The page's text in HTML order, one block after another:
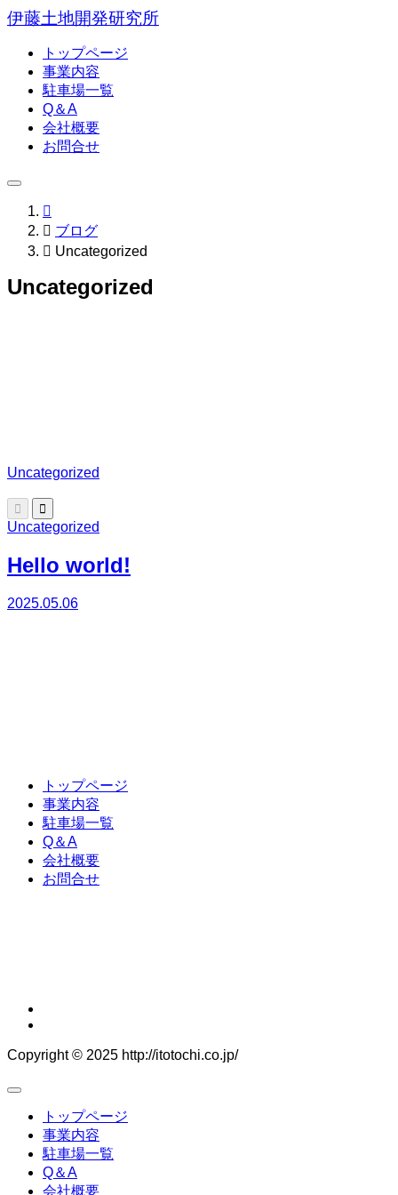
伊藤土地開発研究所
トップページ
事業内容
駐車場一覧
Q＆A
会社概要
お問合せ

 ブログ
 Uncategorized
Uncategorized
Uncategorized
 
Uncategorized
Hello world!
2025.05.06
トップページ
事業内容
駐車場一覧
Q＆A
会社概要
お問合せ
Copyright © 2025 http://itotochi.co.jp/
トップページ
事業内容
駐車場一覧
Q＆A
会社概要